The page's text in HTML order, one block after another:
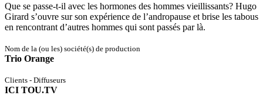
Que se passe-t-il avec les hormones des hommes vieillissants? Hugo
Girard s’ouvre sur son expérience de l’andropause et brise les tabous
en rencontrant d’autres hommes qui sont passés par là.
Nom de la (ou les) société(s) de production
Trio Orange
Clients - Diffuseurs
ICI TOU.TV